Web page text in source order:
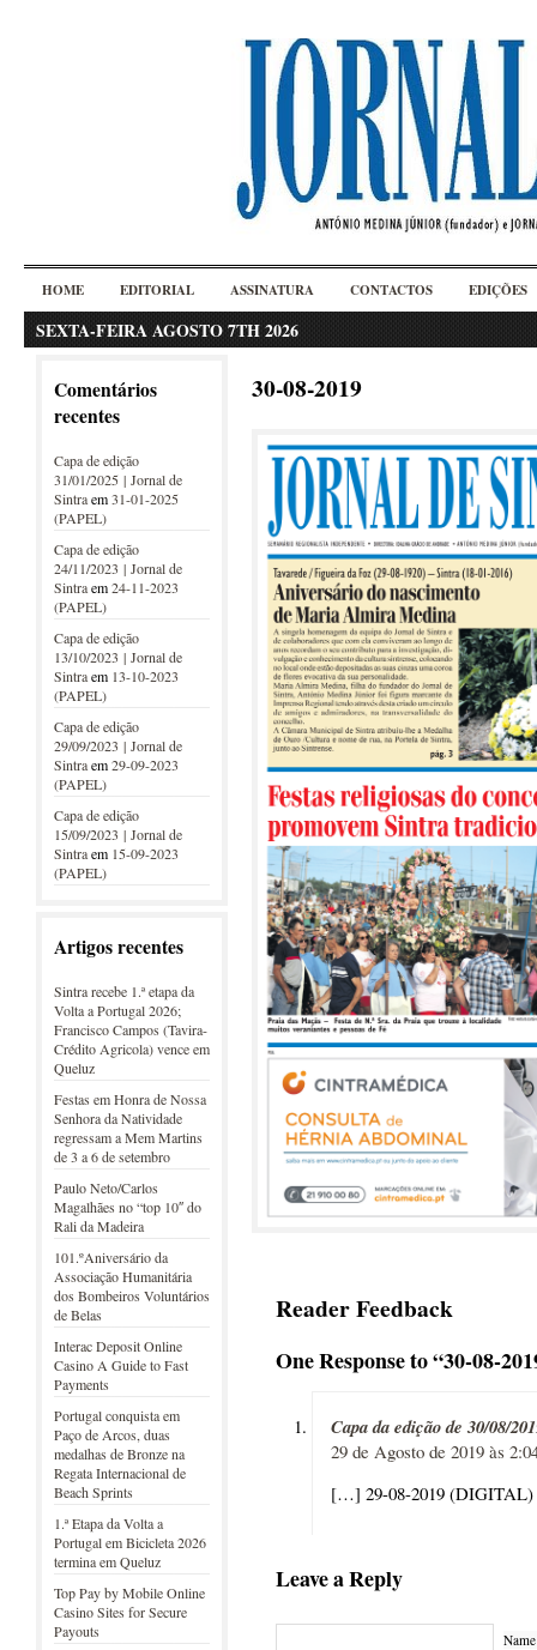
HOME EDITORIAL ASSINATURA CONTACTOS EDIÇÕES
SEXTA-FEIRA AGOSTO 7TH 2026
Comentários
recentes
Capa de edição
31/01/2025 | Jornal de
Sintraem31-01-2025
(PAPEL)
Capa de edição
24/11/2023 | Jornal de
Sintraem24-11-2023
(PAPEL)
Capa de edição
13/10/2023 | Jornal de
Sintraem 13-10-2023
(PAPEL)
Capa de edição
29/09/2023 | Jornal de
Sintraem29-09-2023
(PAPEL)
Capa de edição
15/09/2023 | Jornal de
Sintraem 15-09-2023
(PAPEL)
Artigos recentes
Sintra recebe 1.ª etapa da
Volta a Portugal 2026;
Francisco Campos (Tavira-
Crédito Agricola) vence em
Queluz
Festas em Honra de Nossa
Senhora da Natividade
regressam a Mem Martins
de 3 a 6 de setembro
Paulo Neto/Carlos
Magalhães no “top 10″ do
Rali da Madeira
101.ºAniversário da
Associação Humanitária
dos Bombeiros Voluntários
de Belas
Interac Deposit Online
Casino A Guide to Fast
Payments
Portugal conquista em
Paço de Arcos, duas
medalhas de Bronze na
Regata Internacional de
Beach Sprints
1.ª Etapa da Volta a
Portugal em Bicicleta 2026
termina em Queluz
Top Pay by Mobile Online
Casino Sites for Secure
Payouts
30-08-2019
Reader Feedback
One Response to “30-08-
Capa da edição de 30/08/
29 de Agosto de 2019 às
[…] 29-08-2019
Leave a Reply